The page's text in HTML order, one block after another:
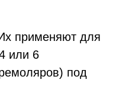
применяют для
или 6
под